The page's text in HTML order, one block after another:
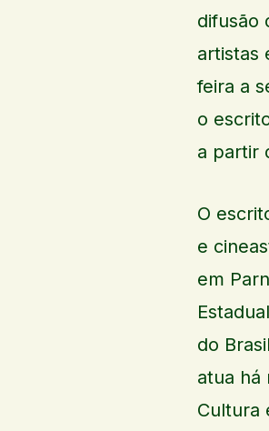
difusão
artistas
feira a
o
a partir
O
e
em
do
atua há
Cultura